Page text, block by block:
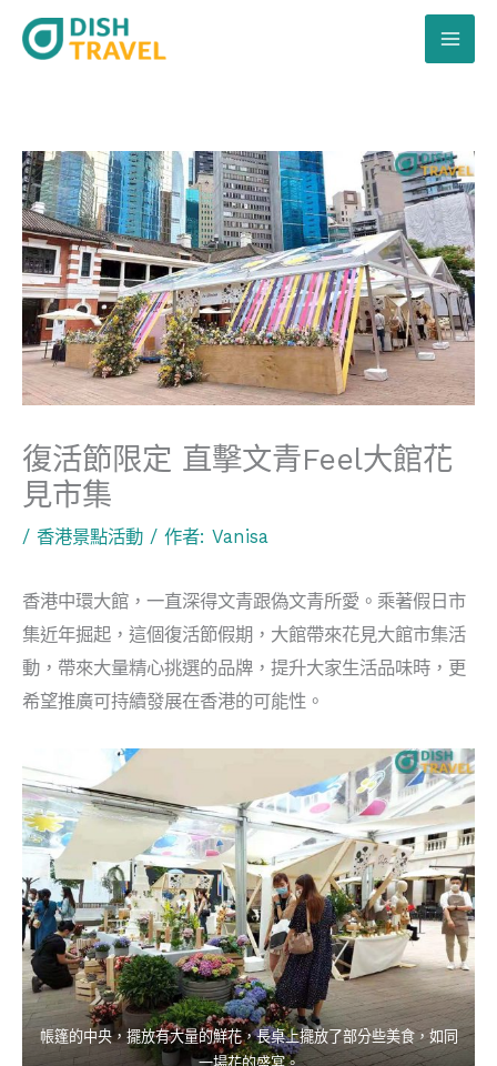
復活節限定 直擊文青Feel大館花
見市集
/ 香港景點活動 / 作者: Vanisa
香港中環大館，一直深得文青跟偽文青所愛。乘著假日市
集近年掘起，這個復活節假期，大館帶來花見大館市集活
動，帶來大量精心挑選的品牌，提升大家生活品味時，更
希望推廣可持續發展在香港的可能性。
帳篷的中央，擺放有大量的鮮花，長桌上擺放了部分些美食，如同